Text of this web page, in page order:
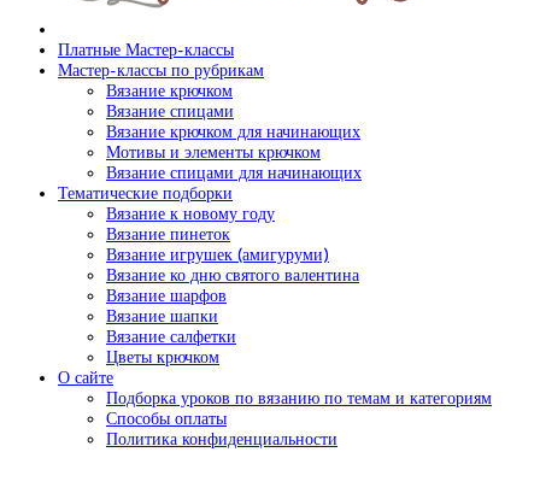
Платные Мастер-классы
Мастер-классы по рубрикам
Вязание крючком
Вязание спицами
Вязание крючком для начинающих
Мотивы и элементы крючком
Вязание спицами для начинающих
Тематические подборки
Вязание к новому году
Вязание пинеток
Вязание игрушек (амигуруми)
Вязание ко дню святого валентина
Вязание шарфов
Вязание шапки
Вязание салфетки
Цветы крючком
О сайте
Подборка уроков по вязанию по темам и категориям
Способы оплаты
Политика конфиденциальности